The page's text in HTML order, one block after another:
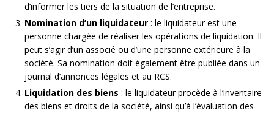
d’informer les tiers de la situation de l’entreprise.
Nomination d’un liquidateur : le liquidateur est une
personne chargée de réaliser les opérations de liquidation. Il
peut s’agir d’un associé ou d’une personne extérieure à la
société. Sa nomination doit également être publiée dans un
journal d’annonces légales et au RCS.
Liquidation des biens : le liquidateur procède à l’inventaire
des biens et droits de la société, ainsi qu’à l’évaluation des